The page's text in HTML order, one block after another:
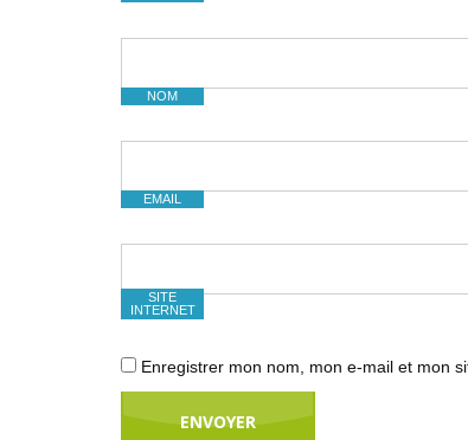
NOM
EMAIL
SITE
INTERNET
Enregistrer mon nom, mon e-mail et mon